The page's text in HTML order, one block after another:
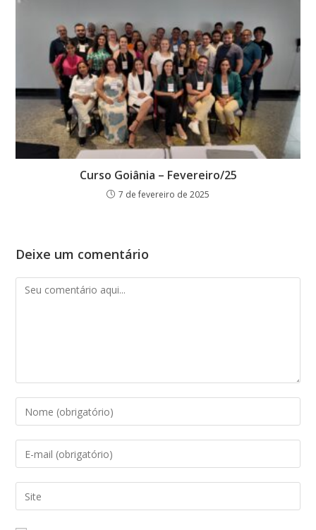
Curso Goiânia – Fevereiro/25
7 de fevereiro de 2025
Deixe um comentário
Comentário
Digite
seu
nome
ou
de
usuário
Digite
seu
endereço
de
Digite
o
URL